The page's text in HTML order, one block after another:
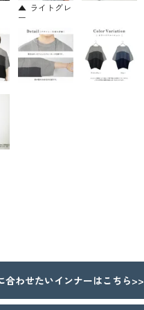
ライトグレ
ー
わせたいインナーはこちら>>